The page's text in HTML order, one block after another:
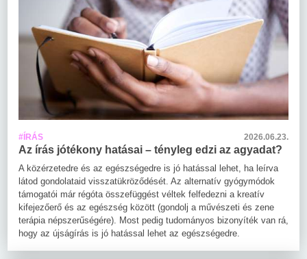
#ÍRÁS 2026.06.23.
Az írás jótékony hatásai – tényleg edzi az agyadat?
A közérzetedre és az egészségedre is jó hatással lehet, ha leírva
látod gondolataid visszatükröződését. Az alternatív gyógymódok
támogatói már régóta összefüggést véltek felfedezni a kreatív
kifejezőerő és az egészség között (gondolj a művészeti és zene
terápia népszerűségére). Most pedig tudományos bizonyíték van rá,
hogy az újságírás is jó hatással lehet az egészségedre.